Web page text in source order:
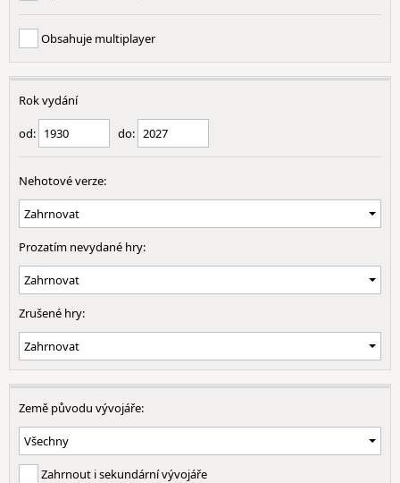
Obsahuje multiplayer
Rok vydání
od: do:
Nehotové verze:
Prozatím nevydané hry:
Zrušené hry:
Země původu vývojáře:
Zahrnout i sekundární vývojáře